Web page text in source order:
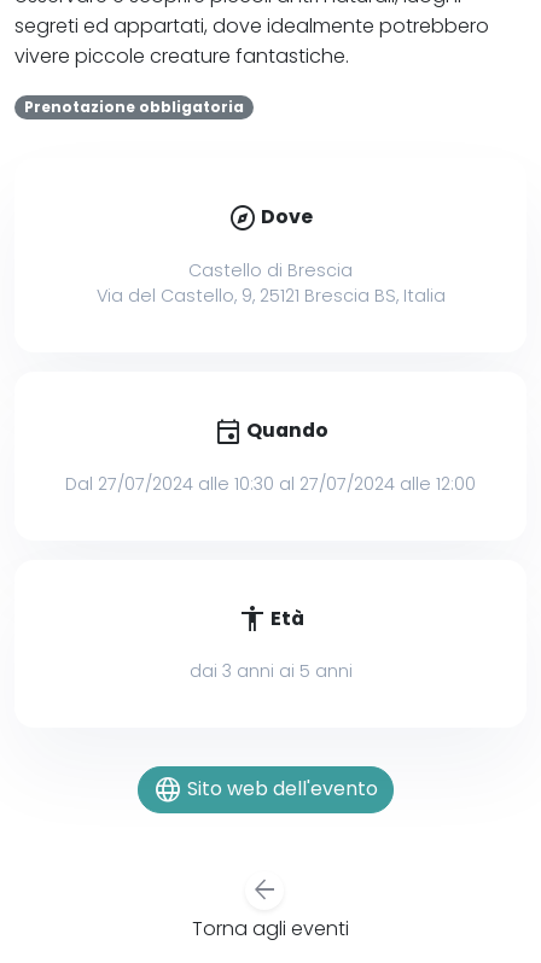
segreti ed appartati, dove idealmente potrebbero
vivere piccole creature fantastiche.
Prenotazione obbligatoria
explore Dove
Castello di Brescia
Via del Castello, 9, 25121 Brescia BS, Italia
event Quando
Dal 27/07/2024 alle 10:30 al 27/07/2024 alle 12:00
accessibility Età
dai 3 anni ai 5 anni
language Sito web dell'evento
arrow_back
Torna agli eventi